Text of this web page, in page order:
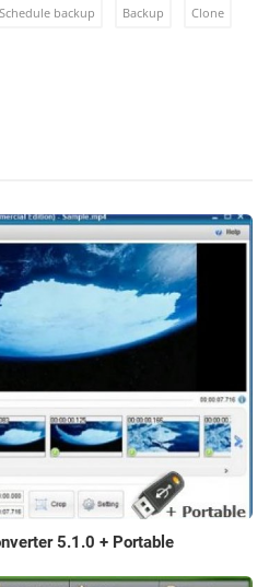
Schedule backup Backup Clone
5.1.0 + Portable